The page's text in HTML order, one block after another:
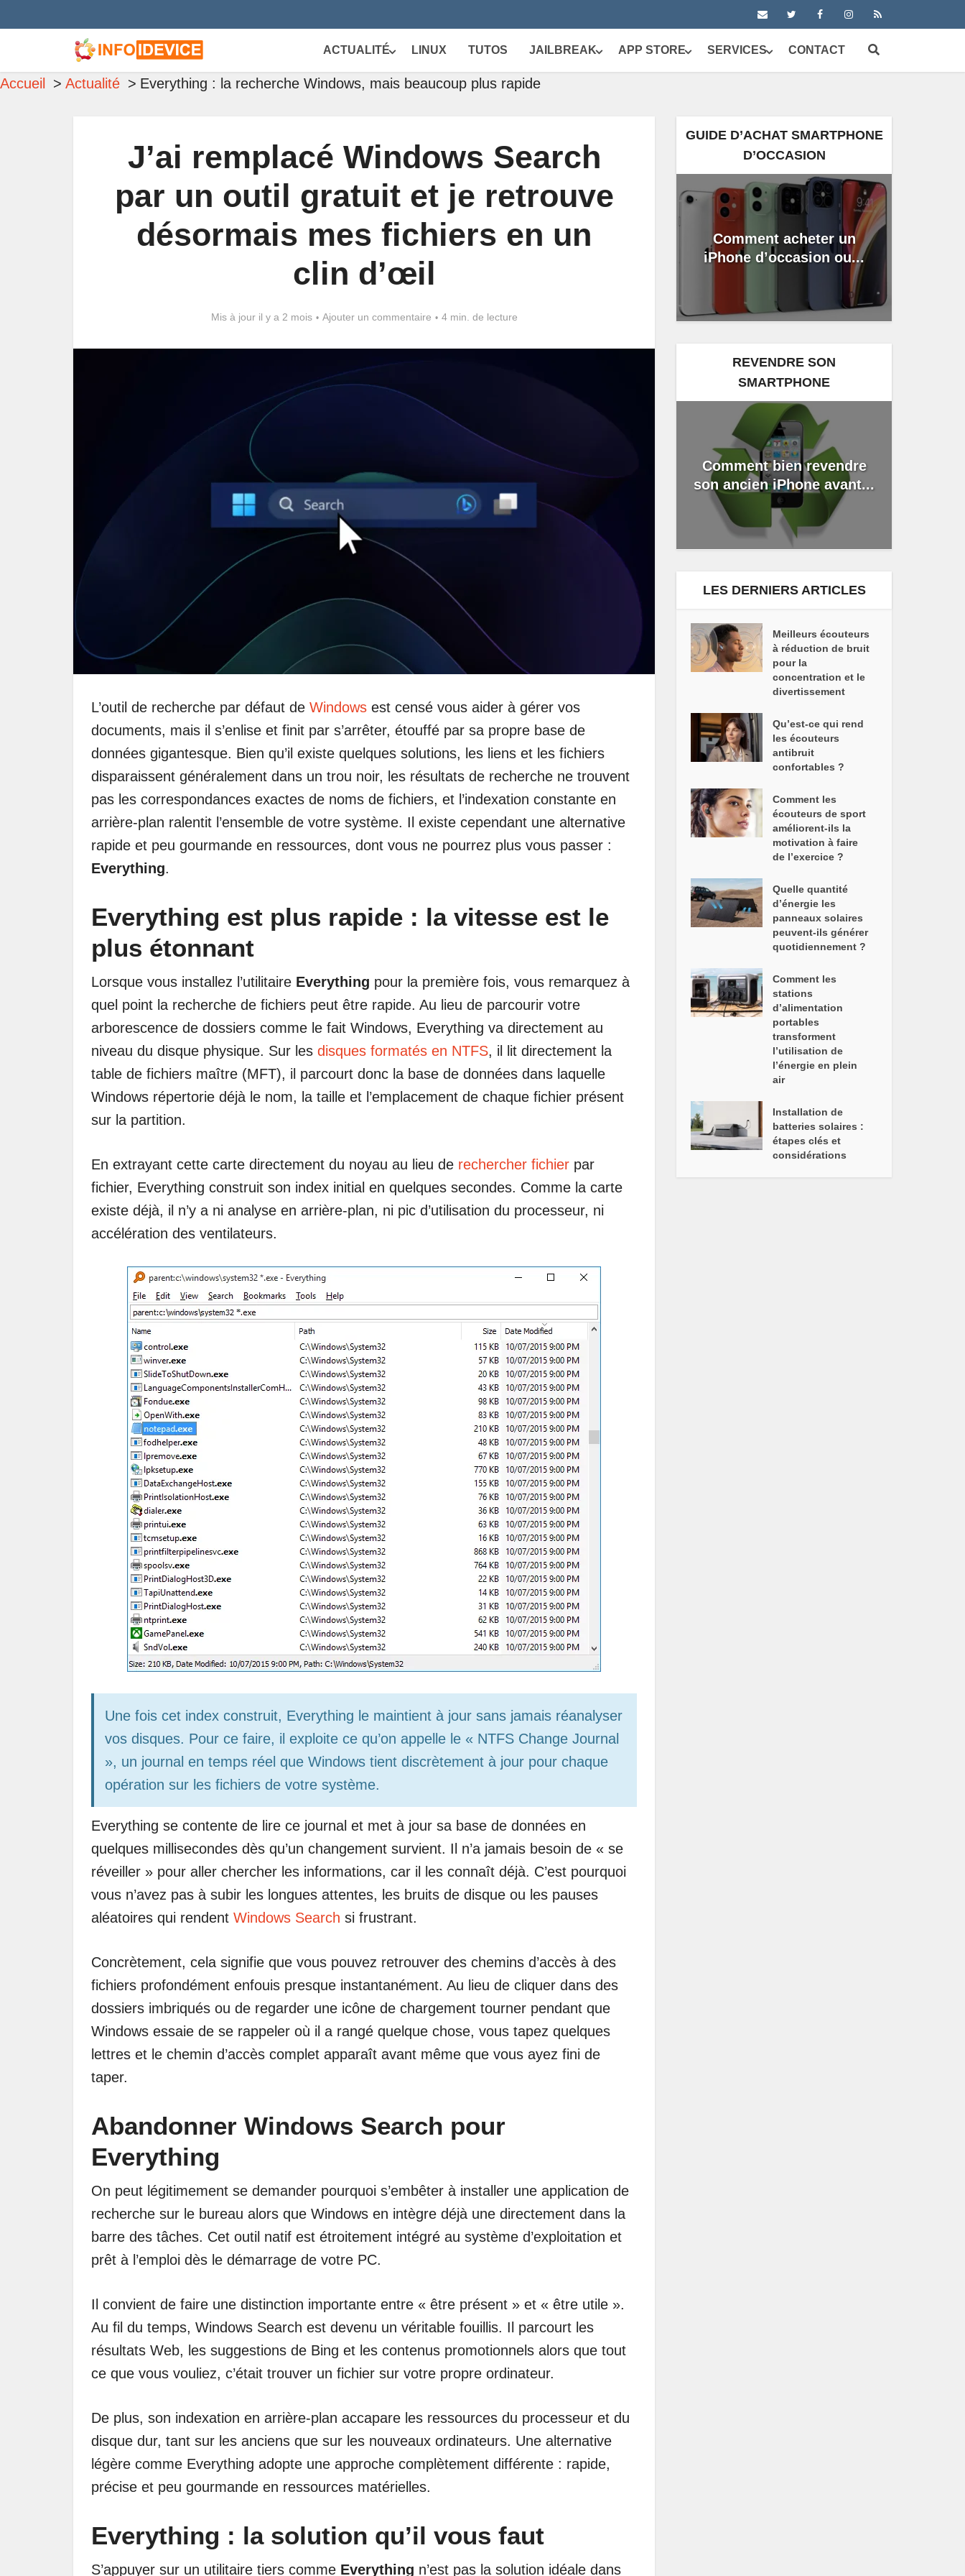
ACTUALITÉ LINUX TUTOS JAILBREAK APP STORE SERVICES CONTACT
Accueil Actualité Everything : la recherche Windows, mais beaucoup plus rapide
J’ai remplacé Windows Search
par un outil gratuit et je retrouve
désormais mes fichiers en un
clin d’œil
Mis à jour il y a 2 mois Ajouter un commentaire 4 min. de lecture
L’outil de recherche par défaut de Windows est censé vous aider à gérer vos
documents, mais il s’enlise et finit par s’arrêter, étouffé par sa propre base de
données gigantesque. Bien qu’il existe quelques solutions, les liens et les fichiers
disparaissent généralement dans un trou noir, les résultats de recherche ne trouvent
pas les correspondances exactes de noms de fichiers, et l’indexation constante en
arrière-plan ralentit l’ensemble de votre système. Il existe cependant une alternative
rapide et peu gourmande en ressources, dont vous ne pourrez plus vous passer :
Everything.
Everything est plus rapide : la vitesse est le
plus étonnant
Lorsque vous installez l’utilitaire Everything pour la première fois, vous remarquez à
quel point la recherche de fichiers peut être rapide. Au lieu de parcourir votre
arborescence de dossiers comme le fait Windows, Everything va directement au
niveau du disque physique. Sur les disques formatés en NTFS, il lit directement la
table de fichiers maître (MFT), il parcourt donc la base de données dans laquelle
Windows répertorie déjà le nom, la taille et l’emplacement de chaque fichier présent
sur la partition.
En extrayant cette carte directement du noyau au lieu de rechercher fichier par
fichier, Everything construit son index initial en quelques secondes. Comme la carte
existe déjà, il n’y a ni analyse en arrière-plan, ni pic d’utilisation du processeur, ni
accélération des ventilateurs.
Une fois cet index construit, Everything le maintient à jour sans jamais réanalyser
vos disques. Pour ce faire, il exploite ce qu’on appelle le « NTFS Change Journal
», un journal en temps réel que Windows tient discrètement à jour pour chaque
opération sur les fichiers de votre système.
Everything se contente de lire ce journal et met à jour sa base de données en
quelques millisecondes dès qu’un changement survient. Il n’a jamais besoin de « se
réveiller » pour aller chercher les informations, car il les connaît déjà. C’est pourquoi
vous n’avez pas à subir les longues attentes, les bruits de disque ou les pauses
aléatoires qui rendent Windows Search si frustrant.
Concrètement, cela signifie que vous pouvez retrouver des chemins d’accès à des
fichiers profondément enfouis presque instantanément. Au lieu de cliquer dans des
dossiers imbriqués ou de regarder une icône de chargement tourner pendant que
Windows essaie de se rappeler où il a rangé quelque chose, vous tapez quelques
lettres et le chemin d’accès complet apparaît avant même que vous ayez fini de
taper.
Abandonner Windows Search pour
Everything
On peut légitimement se demander pourquoi s’embêter à installer une application de
recherche sur le bureau alors que Windows en intègre déjà une directement dans la
barre des tâches. Cet outil natif est étroitement intégré au système d’exploitation et
prêt à l’emploi dès le démarrage de votre PC.
Il convient de faire une distinction importante entre « être présent » et « être utile ».
Au fil du temps, Windows Search est devenu un véritable fouillis. Il parcourt les
résultats Web, les suggestions de Bing et les contenus promotionnels alors que tout
ce que vous vouliez, c’était trouver un fichier sur votre propre ordinateur.
De plus, son indexation en arrière-plan accapare les ressources du processeur et du
disque dur, tant sur les anciens que sur les nouveaux ordinateurs. Une alternative
légère comme Everything adopte une approche complètement différente : rapide,
précise et peu gourmande en ressources matérielles.
Everything : la solution qu’il vous faut
S’appuyer sur un utilitaire tiers comme Everything n’est pas la solution idéale dans
GUIDE D’ACHAT SMARTPHONE
D’OCCASION
Comment acheter un
iPhone d’occasion ou...
REVENDRE SON
SMARTPHONE
Comment bien revendre
son ancien iPhone avant...
LES DERNIERS ARTICLES
Meilleurs écouteurs
à réduction de bruit
pour la
concentration et le
divertissement
Qu’est-ce qui rend
les écouteurs
antibruit
confortables ?
Comment les
écouteurs de sport
améliorent-ils la
motivation à faire
de l’exercice ?
Quelle quantité
d’énergie les
panneaux solaires
peuvent-ils générer
quotidiennement ?
Comment les
stations
d’alimentation
portables
transforment
l’utilisation de
l’énergie en plein
air
Installation de
batteries solaires :
étapes clés et
considérations